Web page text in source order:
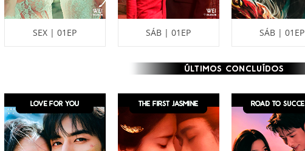
SEX | 01EP SÁB | 01EP SÁB | 01EP